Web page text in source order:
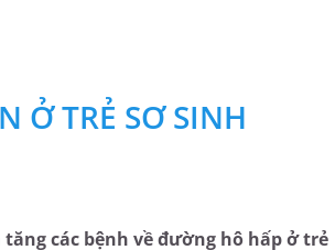
Ở TRẺ SƠ SINH
các bệnh về đường hô hấp ở trẻ